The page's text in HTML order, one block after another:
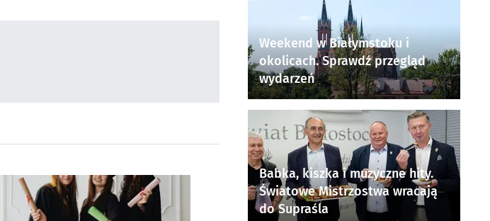
Weekend w Białymstoku i
okolicach. Sprawdź przegląd
wydarzeń
Babka, kiszka i muzyczne hity.
Światowe Mistrzostwa wracają
do Supraśla